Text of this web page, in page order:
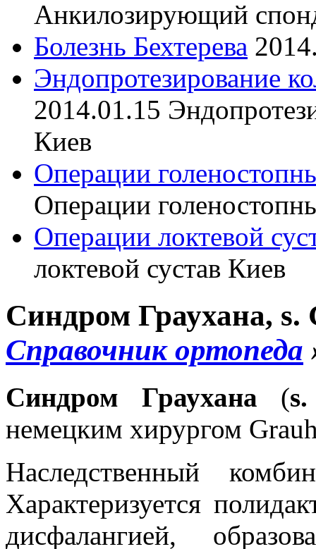
Анкилозирующий
Болезнь Бехтерева
Эндопротезирование
2014.01.15
Киев
Операции
Операции
Операции локтевой
локтевой сустав Киев
Синдром Граухана, s.
Справочник ортопеда
Синдром Граухана (
немецким хирургом
Наследственный
Характеризуется
дисфалангией,